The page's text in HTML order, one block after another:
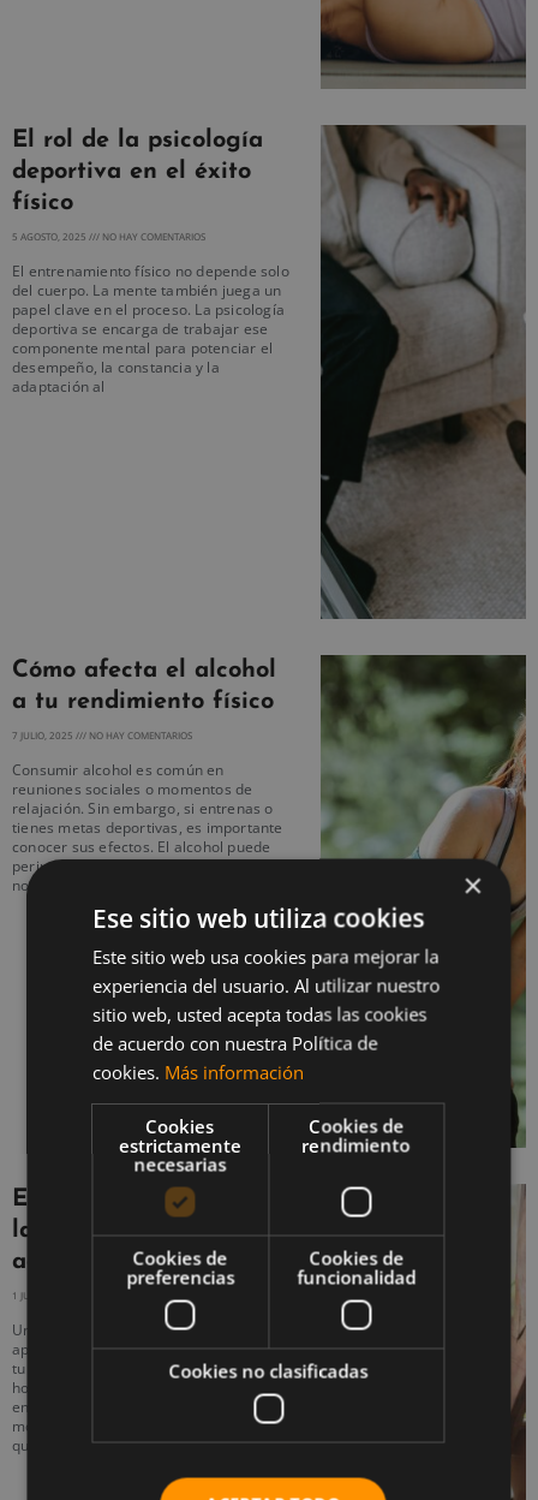
El rol de la psicología
deportiva en el éxito
físico
5 AGOSTO, 2025 NO HAY COMENTARIOS
El entrenamiento físico no depende solo
del cuerpo. La mente también juega un
papel clave en el proceso. La psicología
deportiva se encarga de trabajar ese
componente mental para potenciar el
desempeño, la constancia y la
adaptación al
Cómo afecta el alcohol
a tu rendimiento físico
7 JULIO, 2025 NO HAY COMENTARIOS
Consumir alcohol es común en
reuniones sociales o momentos de
relajación. Sin embargo, si entrenas o
tienes metas deportivas, es importante
conocer sus efectos. El alcohol puede
perjudicar tu rendimiento físico, aunque
no lo notes de inmediato. Este
Ejercicios para mejorar
la postura corporal: dile
adiós al encorvamiento
1 JULIO, 2025
Una postura adecuada no solo mejora la
apariencia, sino que también impacta en
tu salud física y mental. Si pasas muchas
horas sentado o con el cuerpo
encorvado, probablemente sientas
molestias o fatiga. La buena noticia es
que
×
Ese sitio web utiliza cookies
Este sitio web usa cookies para mejorar la
experiencia del usuario. Al utilizar nuestro
sitio web, usted acepta todas las cookies
de acuerdo con nuestra Política de
cookies. Más información
Cookies
estrictamente
necesarias
Cookies de
rendimiento
Cookies de
preferencias
Cookies de
funcionalidad
Cookies no clasificadas